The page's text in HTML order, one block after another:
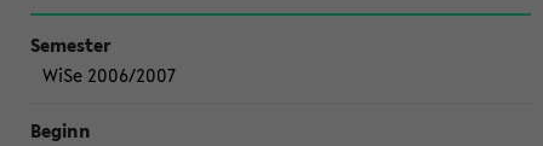
WiSe 2006/2007